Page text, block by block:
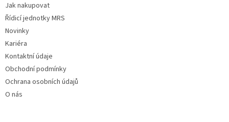
Jak nakupovat
Řídicí jednotky MRS
Novinky
Kariéra
Kontaktní údaje
Obchodní podmínky
Ochrana osobních údajů
O nás